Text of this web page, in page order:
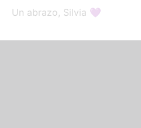
Un abrazo, Silvia 💜